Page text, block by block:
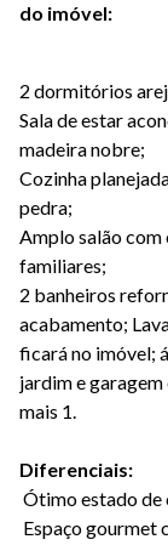
do imóvel:
2 dormitórios
Sala de estar
madeira nobre;
Cozinha
pedra;
Amplo salão com
familiares;
2 banheiros
acabamento;
ficará no imóvel;
jardim e
mais 1.
Diferenciais:
Ótimo estado de
Espaço gourmet